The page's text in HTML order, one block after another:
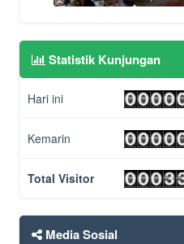
Statistik Kunjungan
Hari ini
Kemarin
Total Visitor
Media Sosial